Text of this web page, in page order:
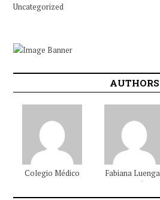
Uncategorized
AUTHORS
Colegio Médico
Fabiana
Beltrán